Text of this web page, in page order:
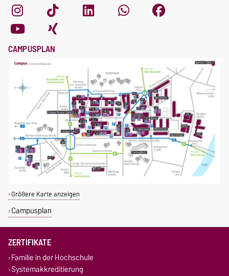
CAMPUSPLAN
Größere Karte anzeigen
Campusplan
ZERTIFIKATE
Familie in der Hochschule
Systemakkreditierung